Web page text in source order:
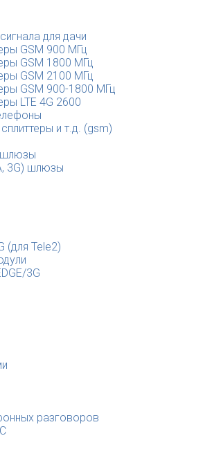
для дачи
GSM 900 МГц
GSM 1800 МГц
GSM 2100 МГц
GSM 900-1800 МГц
LTE 4G 2600
и т.д. (gsm)
шлюзы
3G) шлюзы
(для Tele2)
3G
разговоров